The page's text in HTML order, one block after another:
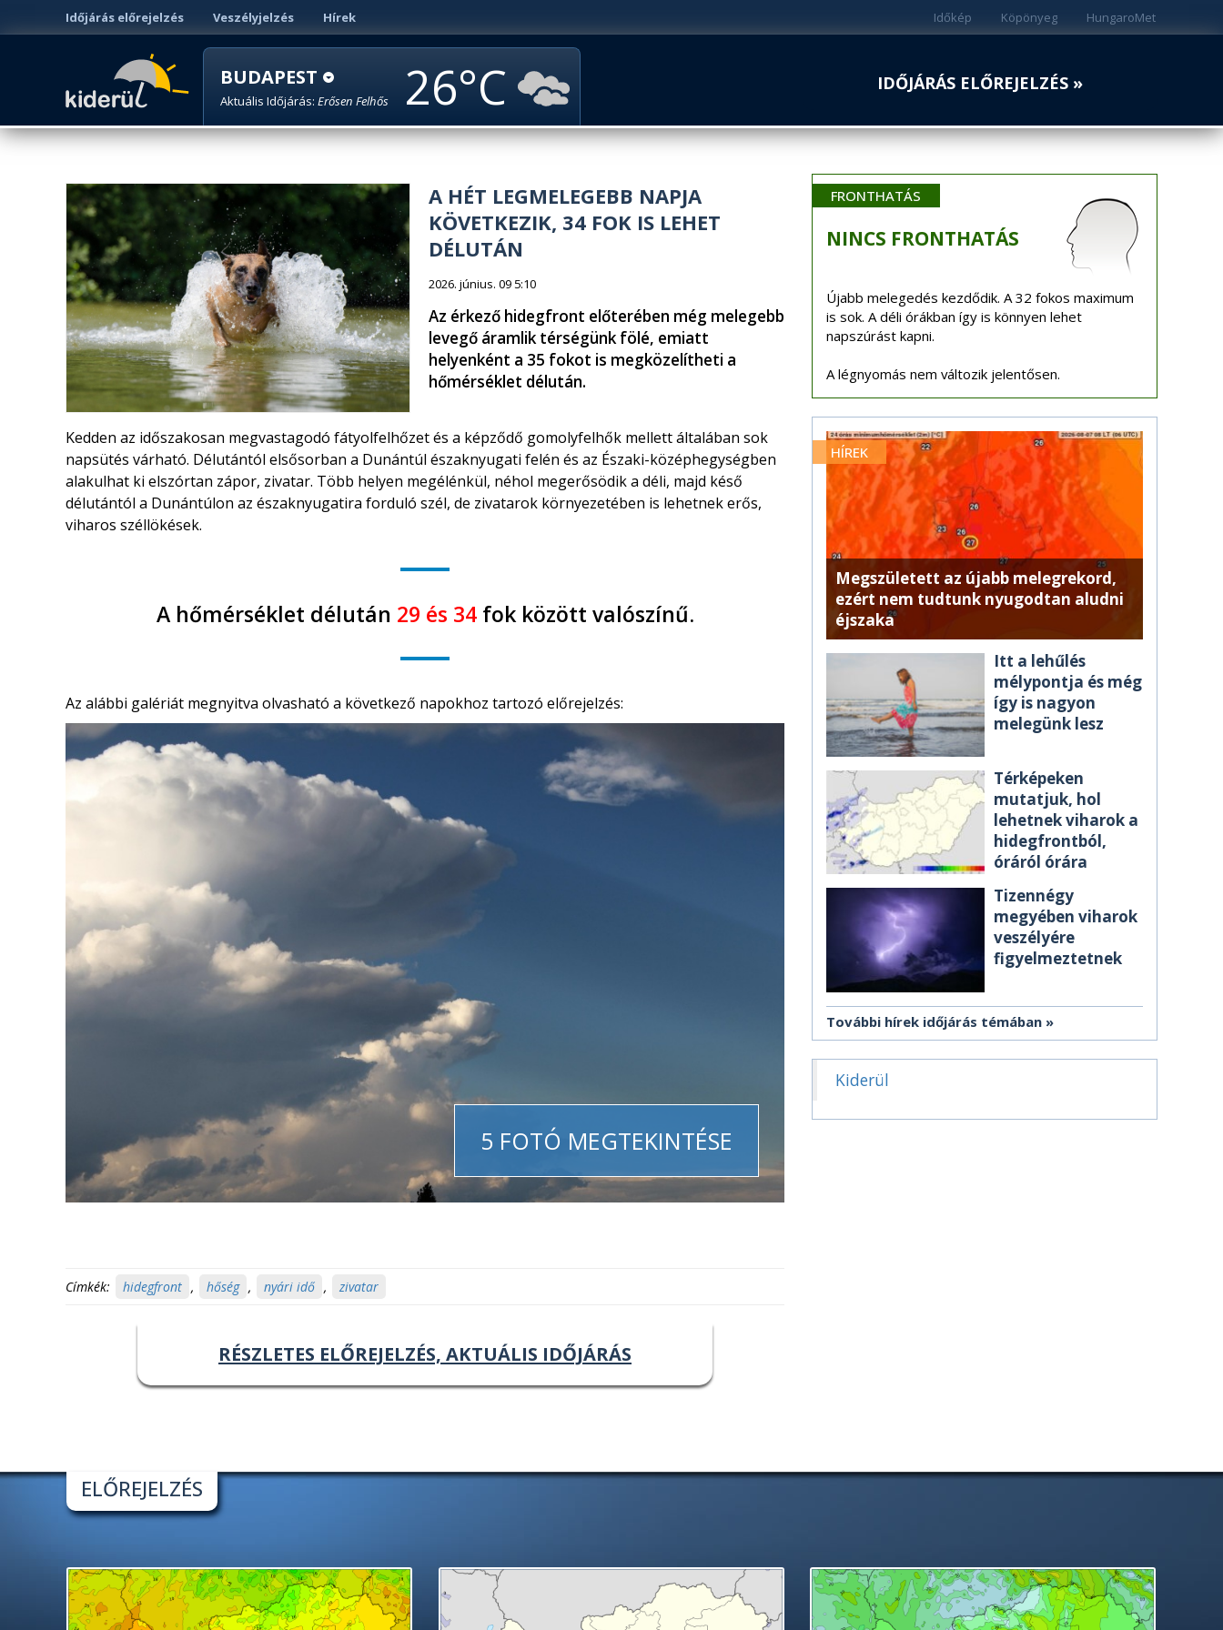
Időjárás előrejelzés Veszélyjelzés Hírek HungaroMet
Köpönyeg
Időkép
BUDAPEST
Aktuális Időjárás: Erősen Felhős 26 IDŐJÁRÁS ELŐREJELZÉS »
A HÉT LEGMELEGEBB NAPJA
KÖVETKEZIK, 34 FOK IS LEHET
DÉLUTÁN
2026. június. 09 5:10
Az érkező hidegfront előterében még melegebb
levegő áramlik térségünk fölé, emiatt
helyenként a 35 fokot is megközelítheti a
hőmérséklet délután.
Kedden az időszakosan megvastagodó fátyolfelhőzet és a képződő gomolyfelhők mellett általában sok
napsütés várható. Délutántól elsősorban a Dunántúl északnyugati felén és az Északi-középhegységben
alakulhat ki elszórtan zápor, zivatar. Több helyen megélénkül, néhol megerősödik a déli, majd késő
délutántól a Dunántúlon az északnyugatira forduló szél, de zivatarok környezetében is lehetnek erős,
viharos széllökések.
A hőmérséklet délután 29 és 34fok között valószínű.
Az alábbi galériát megnyitva olvasható a következő napokhoz tartozó előrejelzés:
5 FOTÓ MEGTEKINTÉSE
Címkék: hidegfront , hőség , nyári idő , zivatar
RÉSZLETES ELŐREJELZÉS, AKTUÁLIS IDŐJÁRÁS
FRONTHATÁS
NINCS FRONTHATÁS
Újabb melegedés kezdődik. A 32 fokos maximum
is sok. A déli órákban így is könnyen lehet
napszúrást kapni.
A légnyomás nem változik jelentősen.
HÍREK
Megszületett az újabb melegrekord,
ezért nem tudtunk nyugodtan aludni
éjszaka
Itt a lehűlés
mélypontja és még
így is nagyon
melegünk lesz
Térképeken
mutatjuk, hol
lehetnek viharok a
hidegfrontból,
óráról órára
Tizennégy
megyében viharok
veszélyére
figyelmeztetnek
További hírek időjárás témában
Kiderül
ELŐREJELZÉS